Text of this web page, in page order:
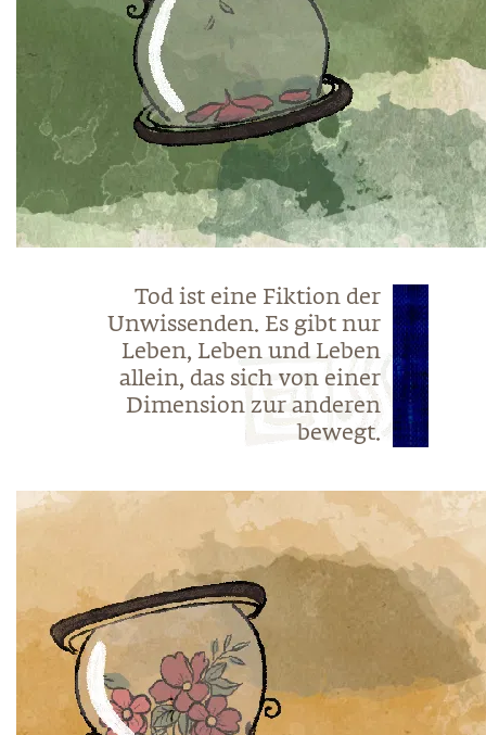
Tod ist eine Fiktion der
Unwissenden. Es gibt nur
Leben, Leben und Leben
allein, das sich von einer
Dimension zur anderen
bewegt.